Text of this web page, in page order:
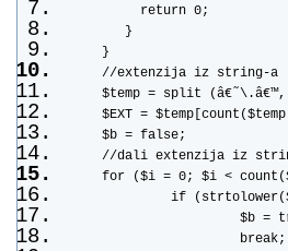
return 0;
}
}
//extenzija iz string-a
$temp = split
$EXT =
$b = false;
//dali extenzija iz stringa
for ($i = 0; $i <
if (strtolower($EXT)
$b =
break;